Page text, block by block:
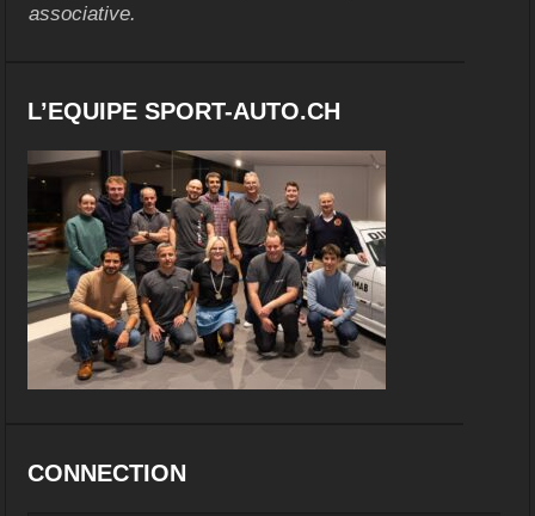
associative.
L’EQUIPE SPORT-AUTO.CH
CONNECTION